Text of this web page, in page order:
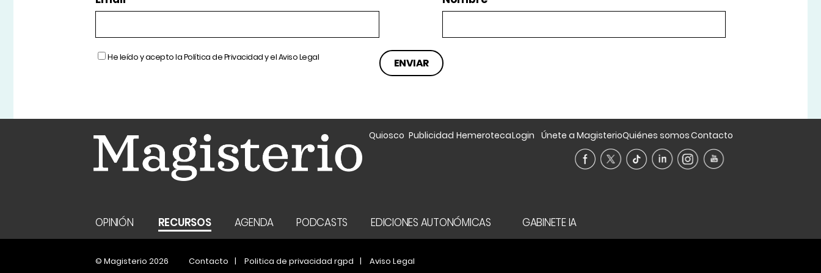
He leído y acepto laPolítica de Privacidady elAviso Legal
Quiosco Publicidad HemerotecaLogin Únete a MagisterioQuiénes somosContacto
OPINIÓN RECURSOS AGENDA PODCASTS EDICIONES AUTONÓMICAS GABINETE IA
© Magisterio 2026 Contacto Politica de privacidad rgpd Aviso Legal